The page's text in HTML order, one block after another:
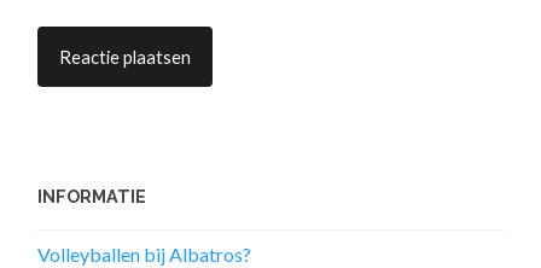
INFORMATIE
Volleyballen bij Albatros?